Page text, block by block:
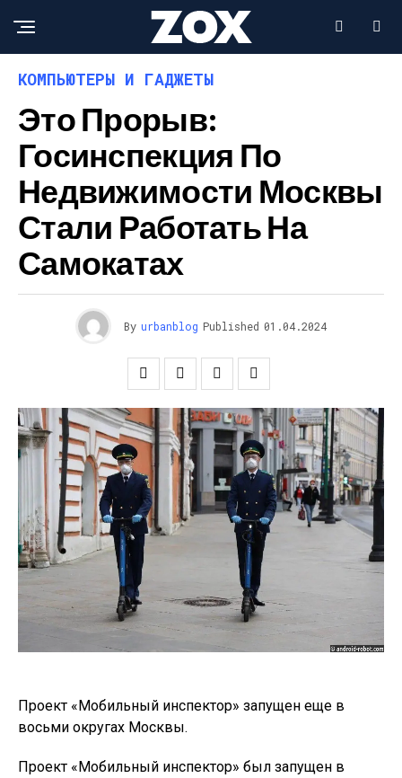
КОМПЬЮТЕРЫ И ГАДЖЕТЫ
Это Прорыв:
Госинспекция По
Недвижимости Москвы
Стали Работать На
Самокатах
By urbanblog Published 01.04.2024
Проект «Мобильный инспектор» запущен еще в
восьми округах Москвы.
Проект «Мобильный инспектор» был запущен в